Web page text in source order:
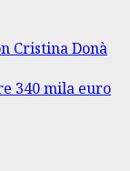
Cristina Donà
340 mila euro